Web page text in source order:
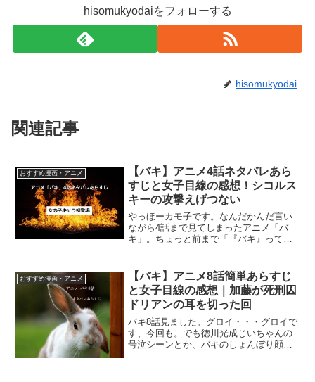
hisomukyodaiをフォローする
hisomukyodai
関連記事
おすすめ漫画・アニメ
【バキ】アニメ4話ネタバレあら
すじと女子目線の感想！シコルス
キーの攻撃えげつない
やっほーカモ子です。なんだかんだ言い
ながら4話まで見てしまったアニメ「バ
キ」。ちょっと前まで「『バキ』って何
を口ずさんでしまう自分がいます。自分
でもビックリよ。では早速...
おすすめ漫画・アニメ
【バキ】アニメ8話簡単あらすじ
と女子目線の感想｜加藤が死刑囚
ドリアンの耳を切った回
バキ8話見ました。グロイ・・・グロイで
す、今回も。でも徳川光成じいちゃんの
号泣シーンとか、バキのしょんぼり顔と